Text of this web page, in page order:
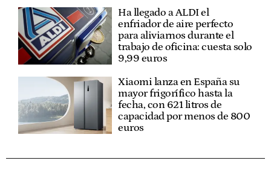
Ha llegado a ALDI el
enfriador de aire perfecto
para aliviarnos durante el
trabajo de oficina: cuesta solo
9,99 euros
Xiaomi lanza en España su
mayor frigorífico hasta la
fecha, con 621 litros de
capacidad por menos de 800
euros